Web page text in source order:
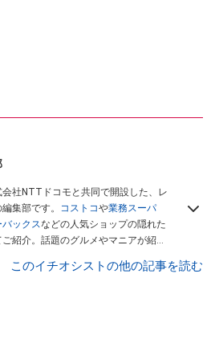
社NTTドコモと共同で開設した、レ
集部です。 コストコや業務スーパ
バックスなどの人気ショップの隠れた
紹介。話題のグルメやマニアが紹介
してレビューしています。毎日トレン
このイチオシストの他の記事を読む